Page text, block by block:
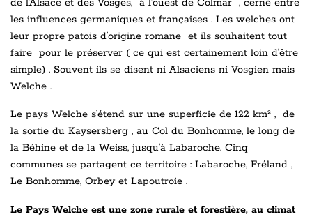
de l’Alsace et des Vosges, à l’ouest de Colmar , cerné entre
les influences germaniques et françaises . Les welches ont
leur propre patois d’origine romane et ils souhaitent tout
faire pour le préserver ( ce qui est certainement loin d’être
simple) . Souvent ils se disent ni Alsaciens ni Vosgien mais
Welche .
Le pays Welche s’étend sur une superficie de 122 km² , de
la sortie du Kaysersberg , au Col du Bonhomme, le long de
la Béhine et de la Weiss, jusqu’à Labaroche. Cinq
communes se partagent ce territoire : Labaroche, Fréland ,
Le Bonhomme, Orbey et Lapoutroie .
Le Pays Welche est une zone rurale et forestière, au climat